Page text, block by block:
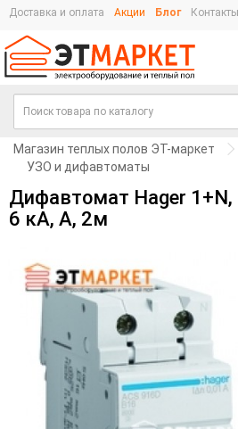
Доставка и оплата Акции Блог Контакты
Магазин теплых полов ЭТ-маркет
УЗО и дифавтоматы
Дифавтомат Hager 1+N,
6 кА, A, 2м